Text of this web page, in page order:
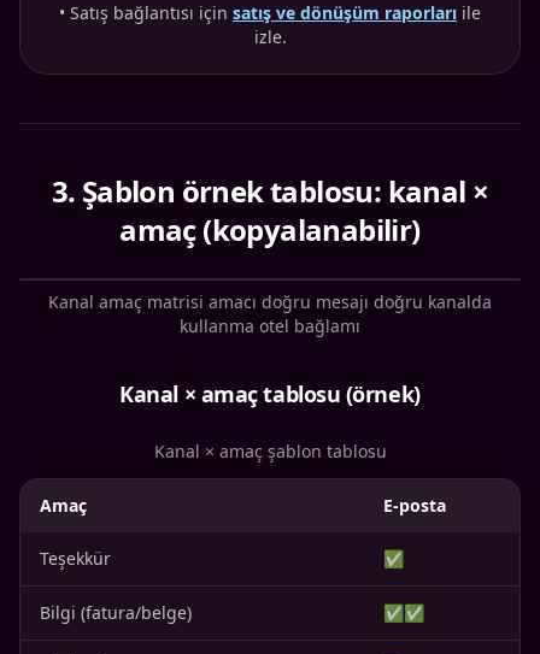
• Satış bağlantısı için satış ve dönüşüm raporları ile
izle.
3. Şablon örnek tablosu: kanal ×
amaç (kopyalanabilir)
Kanal amaç matrisi amacı doğru mesajı doğru kanalda
kullanma otel bağlamı
Kanal × amaç tablosu (örnek)
Kanal × amaç şablon tablosu
Amaç E-posta
Teşekkür ✅
Bilgi (fatura/belge) ✅✅